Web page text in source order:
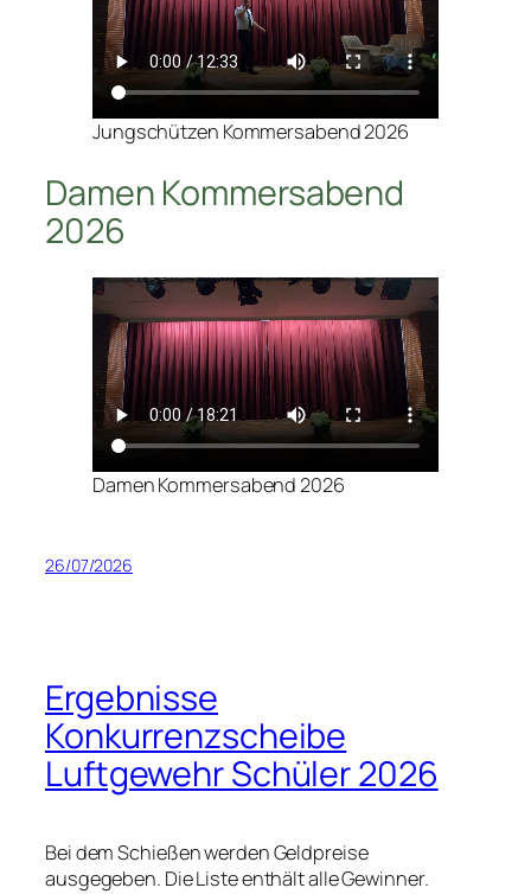
Jungschützen Kommersabend 2026
Damen Kommersabend
2026
Damen Kommersabend 2026
26/07/2026
Ergebnisse
Konkurrenzscheibe
Luftgewehr Schüler 2026
Bei dem Schießen werden Geldpreise
ausgegeben. Die Liste enthält alle Gewinner.